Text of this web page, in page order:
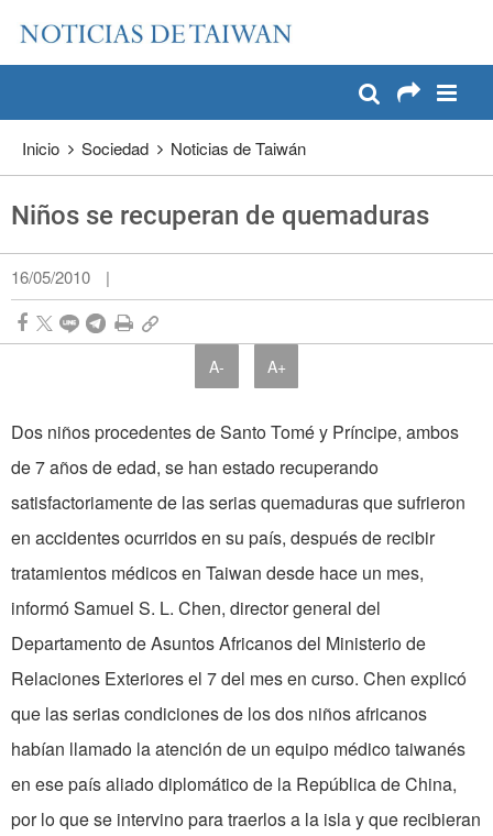
Pase a contenido principal
Inicio Sociedad Noticias de Taiwán
Niños se recuperan de quemaduras
16/05/2010 |
A- A+
Dos niños procedentes de Santo Tomé y Príncipe, ambos
de 7 años de edad, se han estado recuperando
satisfactoriamente de las serias quemaduras que sufrieron
en accidentes ocurridos en su país, después de recibir
tratamientos médicos en Taiwan desde hace un mes,
informó Samuel S. L. Chen, director general del
Departamento de Asuntos Africanos del Ministerio de
Relaciones Exteriores el 7 del mes en curso. Chen explicó
que las serias condiciones de los dos niños africanos
habían llamado la atención de un equipo médico taiwanés
en ese país aliado diplomático de la República de China,
por lo que se intervino para traerlos a la isla y que recibieran